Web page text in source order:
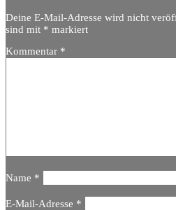
Deine E-Mail-Adresse wird nicht
sind mit * markiert
Kommentar *
Name *
E-Mail-Adresse *